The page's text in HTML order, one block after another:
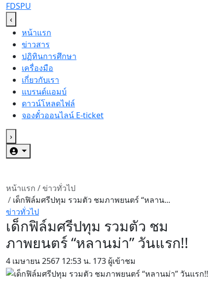
FDSPU
‹
หน้าแรก
ข่าวสาร
ปฏิทินการศึกษา
เครื่องมือ
เกี่ยวกับเรา
แบรนด์แอมบ์
ดาวน์โหลดไฟล์
จองตั๋วออนไลน์ E-ticket
›
หน้าแรก /ข่าวทั่วไป
/ เด็กฟิล์มศรีปทุม รวมตัว ชมภาพยนตร์ “หลาน...
ข่าวทั่วไป
เด็กฟิล์มศรีปทุม รวมตัว ชม
ภาพยนตร์ “หลานม่า” วันแรก!!
4 เมษายน 2567 12:53 น. 173 ผู้เข้าชม